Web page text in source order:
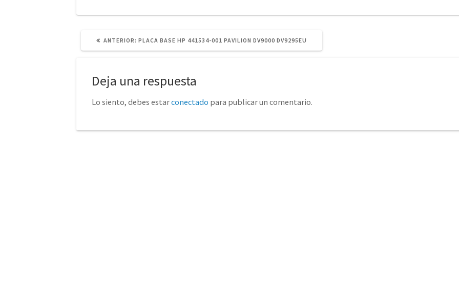
ANTERIOR: POST
PLACA BASE HP 441534-001 PAVILION DV9000 DV9295EU
Deja una respuesta
Lo siento, debes estarconectado para publicar un comentario.